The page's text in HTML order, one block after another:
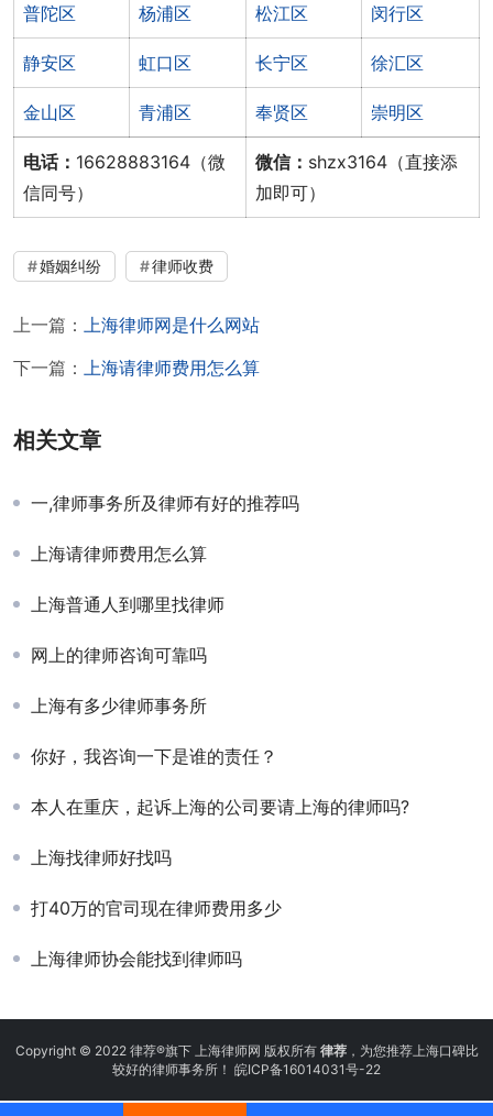
普陀区 杨浦区 松江区 闵行区
静安区 虹口区 长宁区 徐汇区
金山区 青浦区 奉贤区 崇明区
电话： 16628883164（微
信同号）
微信： shzx3164（直接添
加即可）
婚姻纠纷 律师收费
上一篇：
上海律师网是什么网站
下一篇：
上海请律师费用怎么算
相关文章
一,律师事务所及律师有好的推荐吗
上海请律师费用怎么算
上海普通人到哪里找律师
网上的律师咨询可靠吗
上海有多少律师事务所
你好，我咨询一下是谁的责任？
本人在重庆，起诉上海的公司要请上海的律师吗?
上海找律师好找吗
打40万的官司现在律师费用多少
上海律师协会能找到律师吗
Copyright © 2022 律荐®旗下 上海律师网 版权所有 律荐，为您推荐上海口碑比
较好的律师事务所！ 皖ICP备16014031号-22